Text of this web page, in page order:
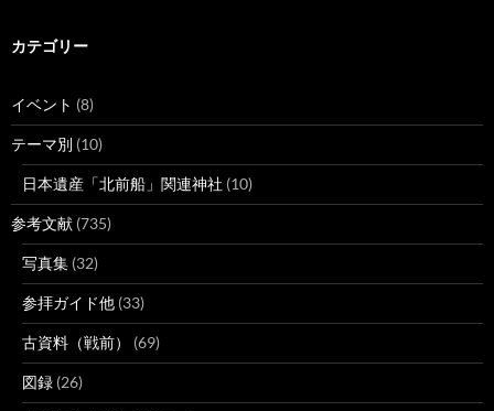
カテゴリー
イベント (8)
テーマ別 (10)
日本遺産「北前船」関連神社 (10)
参考文献 (735)
写真集 (32)
参拝ガイド他 (33)
古資料（戦前） (69)
図録 (26)